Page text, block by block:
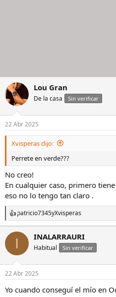
Lou Gran
De la casa Sin verificar
22 Abr 2025
Xvisperas dijo:
Perrete en verde???
No creo!
En cualquier caso, primero
eso no lo tengo tan claro .
R
e
a
i
o
n
e
s
patricio7345yXvisperas
I INALARRAURI
Habitual Sin verificar
22 Abr 2025
Yo cuando conseguí el mío en